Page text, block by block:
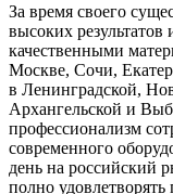
За время своего
высоких
качественными
Москве, Сочи,
в Ленинградской,
Архангельской и
профессионализм
современного
день на российский
полно удовлетворять